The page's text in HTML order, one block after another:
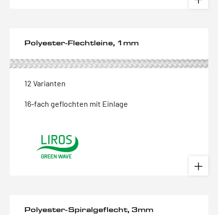
Polyester-Flechtleine, 1mm
12 Varianten
16-fach geflochten mit Einlage
Polyester-Spiralgeflecht, 3mm